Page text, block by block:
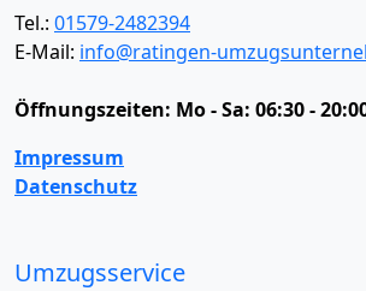
Tel.: 01579-2482394
E-Mail: info@ratingen-
Öffnungszeiten: Mo - Sa: 06:30 -
Impressum
Datenschutz
Umzugsservice